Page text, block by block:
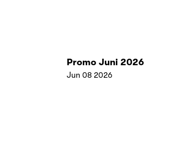
Promo Juni 2026
Jun 08 2026